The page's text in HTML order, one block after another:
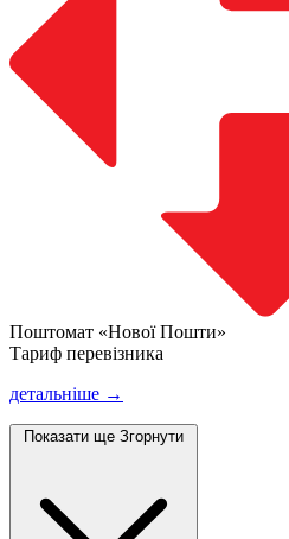
Поштомат «Нової Пошти»
Тариф перевізника
детальніше →
Показати ще Згорнути